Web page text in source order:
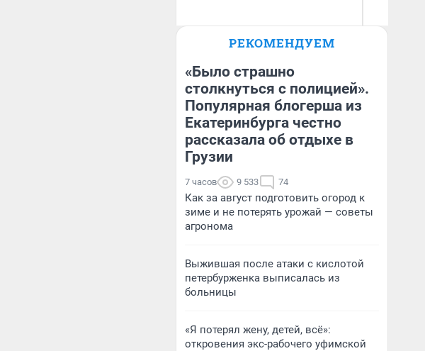
Надежда Губарь
РЕКОМЕНДУЕМ
«Было страшно
столкнуться с полицией».
Популярная блогерша из
Екатеринбурга честно
рассказала об отдыхе в
Грузии
7 часов 9 533 74
Как за август подготовить огород к
зиме и не потерять урожай — советы
агронома
Выжившая после атаки с кислотой
петербурженка выписалась из
больницы
«Я потерял жену, детей, всё»:
откровения экс-рабочего уфимской